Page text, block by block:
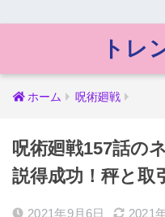
トレ
ホーム 呪術廻戦
呪術廻戦157話の
説得成功！秤と取
2021年9月6日 2021